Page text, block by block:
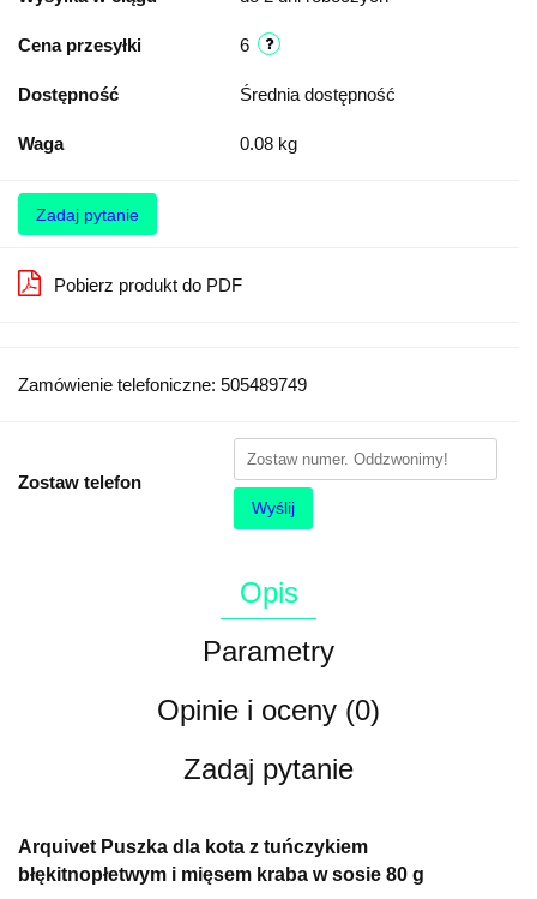
Cena przesyłki 6
Dostępność Średnia dostępność
Waga 0.08 kg
Zadaj pytanie
Pobierz produkt do PDF
Zamówienie telefoniczne: 505489749
Zostaw telefon
Wyślij
Opis
Parametry
Opinie i oceny (0)
Zadaj pytanie
Arquivet Puszka dla kota z tuńczykiem
błękitnopłetwym i mięsem kraba w sosie 80 g